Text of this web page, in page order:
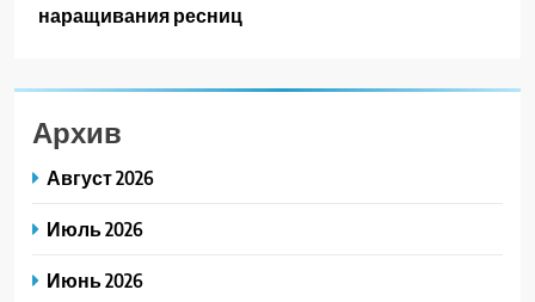
наращивания ресниц
Архив
Август 2026
Июль 2026
Июнь 2026